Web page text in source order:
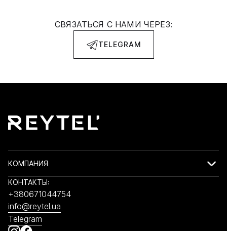
СВЯЗАТЬСЯ С НАМИ ЧЕРЕЗ:
TELEGRAM
КОМПАНИЯ
КОНТАКТЫ:
+380671044754
info@reytel.ua
Telegram